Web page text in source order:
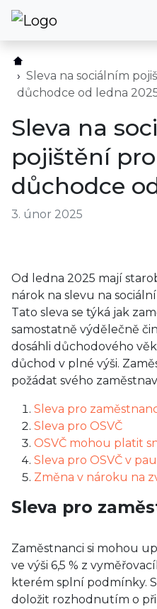
Služby
O nás
Blog
Kontakt
Sleva na sociálním
důchodce od ledna
Sleva na
pojištění
důchodce
3. únor 2025
Od ledna 2025 mají
nárok na slevu na
Tato sleva se týká jak
samostatně výdělečně
dosáhli důchodového
důchod v plné výši.
požádat svého
Sleva pro
Sleva pro OSVČ
OSVČ mohou platit
Sleva pro OSVČ v
Změna v nároku na
Sleva pro
Zaměstnanci si mohou
ve výši 6,5 % z
kterém splní podmínky.
doložit rozhodnutím o